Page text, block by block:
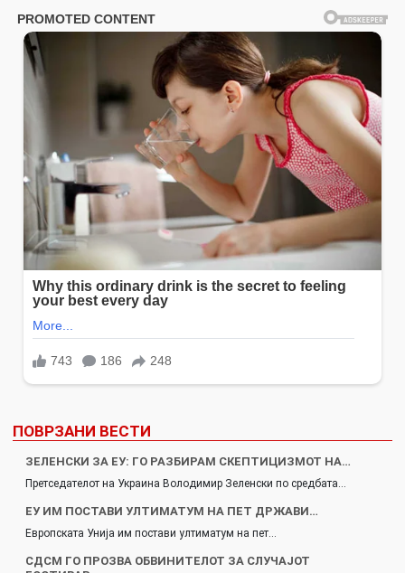
ПОВРЗАНИ ВЕСТИ
ЗЕЛЕНСКИ ЗА ЕУ: ГО РАЗБИРАМ СКЕПТИЦИЗМОТ НА…
Претседателот на Украина Володимир Зеленски по средбата…
ЕУ ИМ ПОСТАВИ УЛТИМАТУМ НА ПЕТ ДРЖАВИ…
Европската Унија им постави ултиматум на пет…
СДСМ ГО ПРОЗВА ОБВИНИТЕЛОТ ЗА СЛУЧАЈОТ